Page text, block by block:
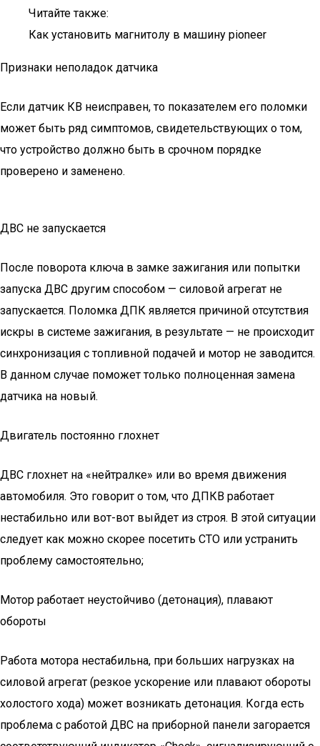
Читайте также:
Как установить магнитолу в машину pioneer
Признаки неполадок датчика
Если датчик КВ неисправен, то показателем его поломки
может быть ряд симптомов, свидетельствующих о том,
что устройство должно быть в срочном порядке
проверено и заменено.
ДВС не запускается
После поворота ключа в замке зажигания или попытки
запуска ДВС другим способом — силовой агрегат не
запускается. Поломка ДПК является причиной отсутствия
искры в системе зажигания, в результате — не происходит
синхронизация с топливной подачей и мотор не заводится.
В данном случае поможет только полноценная замена
датчика на новый.
Двигатель постоянно глохнет
ДВС глохнет на «нейтралке» или во время движения
автомобиля. Это говорит о том, что ДПКВ работает
нестабильно или вот-вот выйдет из строя. В этой ситуации
следует как можно скорее посетить СТО или устранить
проблему самостоятельно;
Мотор работает неустойчиво (детонация), плавают
обороты
Работа мотора нестабильна, при больших нагрузках на
силовой агрегат (резкое ускорение или плавают обороты
холостого хода) может возникать детонация. Когда есть
проблема с работой ДВС на приборной панели загорается